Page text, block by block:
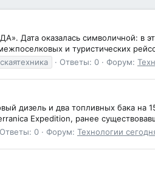
Дата оказалась символичной: в
и туристических
Ответы: 0 Форум:
дизель и два топливных бака на
Expedition, ранее
Ответы: 0 Форум: Технологии